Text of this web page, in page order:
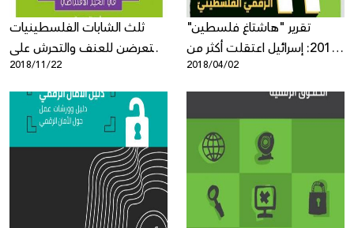
ثلث الشابات الفلسطينيات
يتعرضن للعنف والتحرش على
2018/11/22
تقرير "هاشتاغ فلسطين"
2017: إسرائيل اعتقلت أكثر من
300 فلسطينيّ على خلفية
منشورات في الشّبكات
2018/04/02